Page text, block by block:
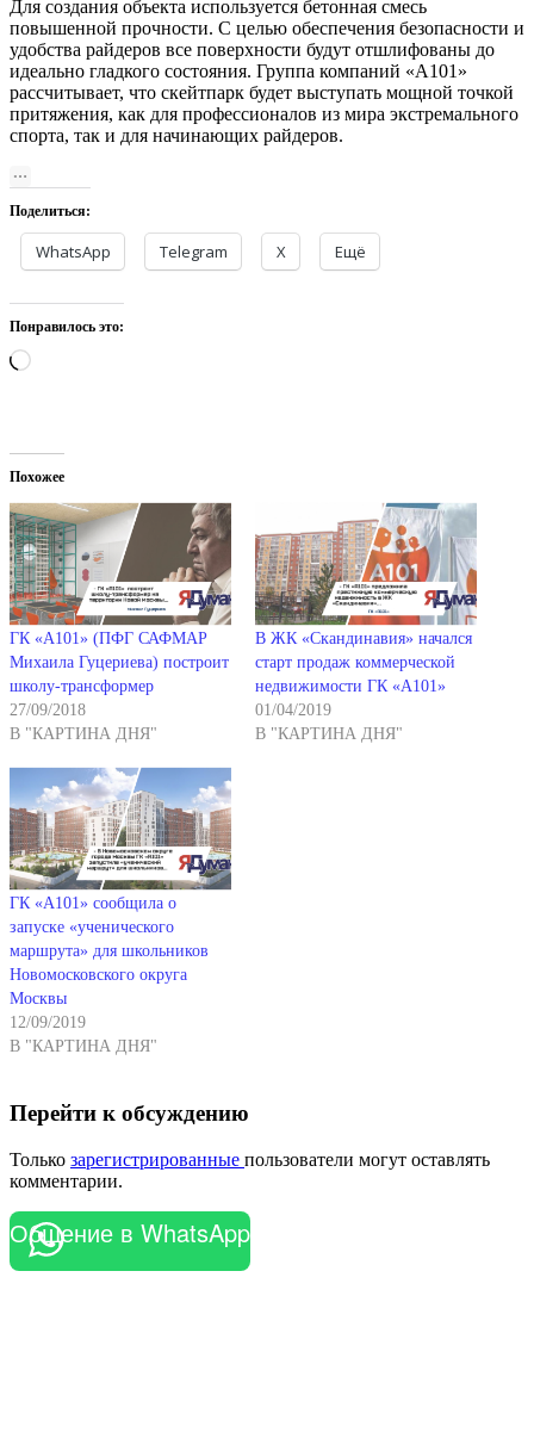
Для создания объекта используется бетонная смесь
повышенной прочности. С целью обеспечения безопасности и
удобства райдеров все поверхности будут отшлифованы до
идеально гладкого состояния. Группа компаний «А101»
рассчитывает, что скейтпарк будет выступать мощной точкой
притяжения, как для профессионалов из мира экстремального
спорта, так и для начинающих райдеров.
Поделиться:
WhatsApp Telegram X Ещё
Понравилось это:
Загрузка…
Похожее
ГК «А101» (ПФГ САФМАР
Михаила Гуцериева) построит
школу-трансформер
27/09/2018
В "КАРТИНА ДНЯ"
В ЖК «Скандинавия» начался
старт продаж коммерческой
недвижимости ГК «А101»
01/04/2019
В "КАРТИНА ДНЯ"
ГК «А101» сообщила о
запуске «ученического
маршрута» для школьников
Новомосковского округа
Москвы
12/09/2019
В "КАРТИНА ДНЯ"
Перейти к обсуждению
Только зарегистрированные пользователи могут оставлять
комментарии.
Общение в WhatsApp